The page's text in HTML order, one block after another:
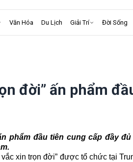
Văn Hóa Du Lịch Giải Trí Đời Sống
đời” ấn phẩm
phẩm đầu tiên cung cấp đầy
xin trọn đời” được tổ chức tại